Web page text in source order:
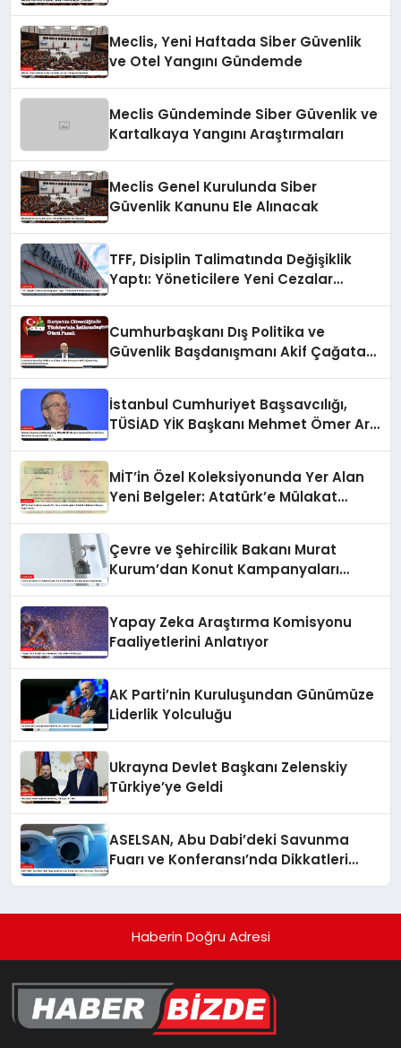
Meclis, Yeni Haftada Siber Güvenlik
ve Otel Yangını Gündemde
Meclis Gündeminde Siber Güvenlik ve
Kartalkaya Yangını Araştırmaları
Meclis Genel Kurulunda Siber
Güvenlik Kanunu Ele Alınacak
TFF, Disiplin Talimatında Değişiklik
Yaptı: Yöneticilere Yeni Cezalar
Cumhurbaşkanı Dış Politika ve
Güvenlik Başdanışmanı Akif Çağatay
İstanbul Cumhuriyet Başsavcılığı,
TÜSİAD YİK Başkanı Mehmet Ömer Arif
MİT’in Özel Koleksiyonunda Yer Alan
Yeni Belgeler: Atatürk’e Mülakat
Çevre ve Şehircilik Bakanı Murat
Kurum’dan Konut Kampanyaları
Yapay Zeka Araştırma Komisyonu
Faaliyetlerini Anlatıyor
AK Parti’nin Kuruluşundan Günümüze
Liderlik Yolculuğu
Ukrayna Devlet Başkanı Zelenskiy
Türkiye’ye Geldi
ASELSAN, Abu Dabi’deki Savunma
Fuarı ve Konferansı’nda Dikkatleri
Haberin Doğru Adresi